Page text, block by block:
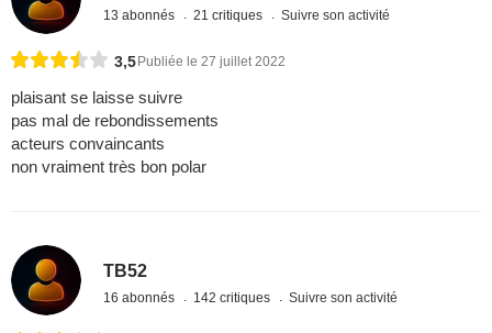
13 abonnés 21 critiques Suivre son activité
3,5 Publiée le 27 juillet 2022
plaisant se laisse suivre
pas mal de rebondissements
acteurs convaincants
non vraiment très bon polar
TB52
16 abonnés 142 critiques Suivre son activité